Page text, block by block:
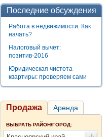
Последние обсуждения
Работа в недвижимости. Как
начать?
Налоговый вычет:
позитив-2016
Юридическая чистота
квартиры: проверяем сами
Продажа Аренда
ВЫБРАТЬ РАЙОН/ГОРОД: